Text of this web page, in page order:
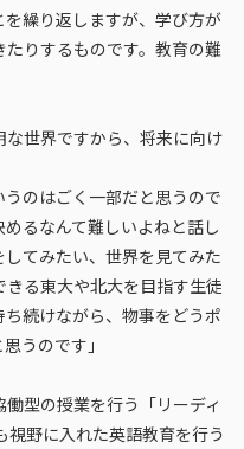
繰り返しますが、学び方が
りするものです。教育の難
世界ですから、将来に向け
うのはごく一部だと思うので
るなんて難しいよねと話し
てみたい、世界を見てみた
る東大や北大を目指す生徒
続けながら、物事をどうポ
うのです」
型の授業を行う「リーディ
視野に入れた英語教育を行う